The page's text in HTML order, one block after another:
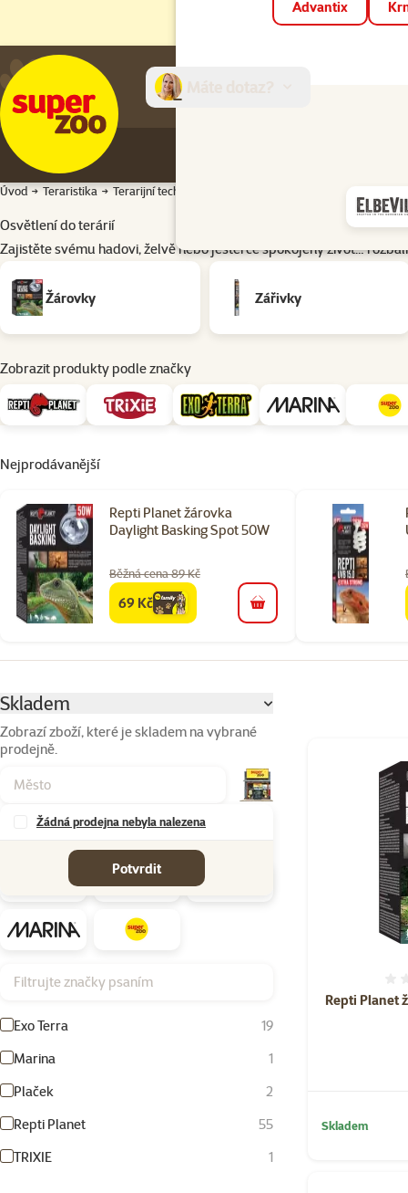
Advantix
Úvod Teraristika Terarijní technika
Osvětlení do terárií
Zajistěte svému hadovi, želvě nebo ještěrce spokojený život…
Žárovky
Zářivky
Zobrazit produkty podle značky
Nejprodávanější
Repti Planet žárovka
Daylight Basking Spot 50W
Běžná cena 89 Kč
familycena
69 Kč do košíku
Skladem
Zobrazí zboží, které je skladem na vybrané
prodejně.
Žádná prodejna nebyla nalezena
Potvrdit
Filtrujte značky psaním
Exo Terra
19
Marina
1
Plaček
2
Repti Planet
55
TRIXIE
1
Repti Planet
Skladem